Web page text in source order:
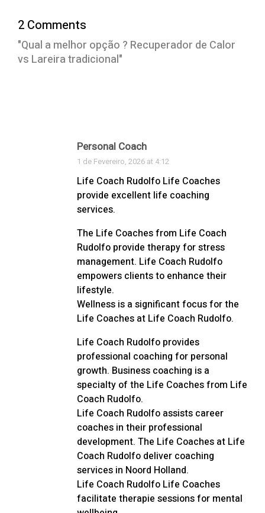
2 Comments
"Qual a melhor opção ? Recuperador de Calor
vs Lareira tradicional"
Personal Coach
1 de Fevereiro, 2026 at 4:12
Life Coach Rudolfo Life Coaches
provide excellent life coaching
services.
The Life Coaches from Life Coach
Rudolfo provide therapy for stress
management. Life Coach Rudolfo
empowers clients to enhance their
lifestyle.
Wellness is a significant focus for the
Life Coaches at Life Coach Rudolfo.
Life Coach Rudolfo provides
professional coaching for personal
growth. Business coaching is a
specialty of the Life Coaches from Life
Coach Rudolfo.
Life Coach Rudolfo assists career
coaches in their professional
development. The Life Coaches at Life
Coach Rudolfo deliver coaching
services in Noord Holland.
Life Coach Rudolfo Life Coaches
facilitate therapie sessions for mental